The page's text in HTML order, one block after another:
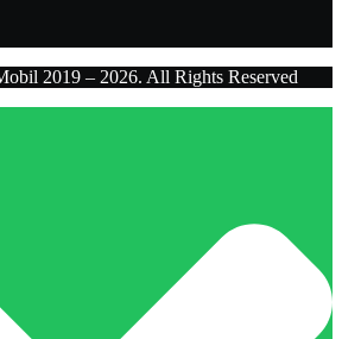
2019 – 2026. All Rights Reserved